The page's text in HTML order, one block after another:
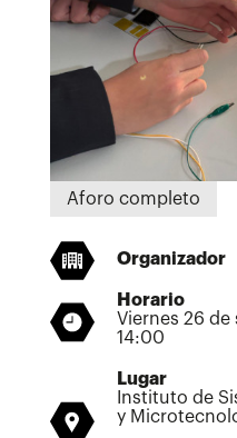
Aforo completo
Organizador
Horario
Viernes 26
14:00
Lugar
Instituto de
y